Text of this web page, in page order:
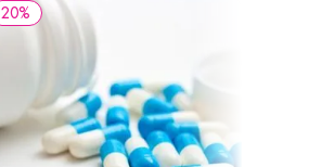
20%